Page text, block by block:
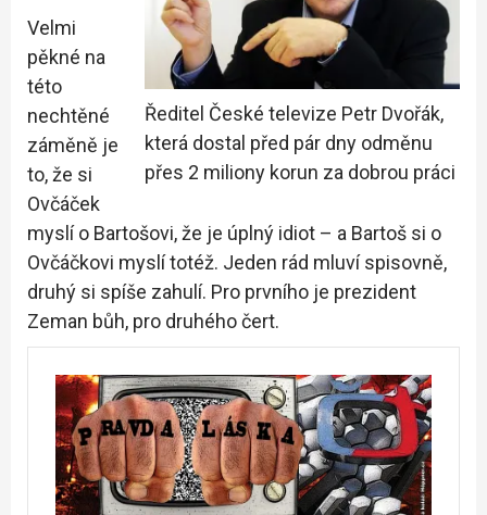
Ředitel České televize Petr Dvořák,
která dostal před pár dny odměnu
přes 2 miliony korun za dobrou práci
Velmi
pěkné na
této
nechtěné
záměně je
to, že si
Ovčáček
myslí o Bartošovi, že je úplný idiot – a Bartoš si o
Ovčáčkovi myslí totéž. Jeden rád mluví spisovně,
druhý si spíše zahulí. Pro prvního je prezident
Zeman bůh, pro druhého čert.